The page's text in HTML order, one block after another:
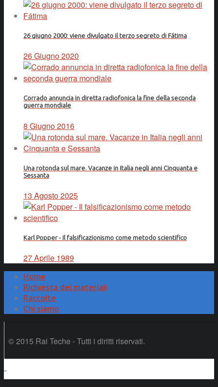
26 giugno 2000: viene divulgato il terzo segreto di Fátima
26 Giugno 2020
Corrado annuncia in diretta radiofonica la fine della seconda
guerra mondiale
8 Giugno 2016
Una rotonda sul mare. Vacanze in Italia negli anni Cinquanta e
Sessanta
13 Agosto 2025
Karl Popper - Il falsificazionismo come metodo scientifico
27 Aprile 1989
Home
Richiesta dei materiali
Raccolte
Chi siamo
© 2015 Rai Teche - Tutti i diritti riservati.